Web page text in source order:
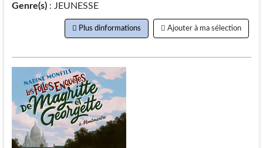
Genre(s): JEUNESSE
Plus dinformations Ajouter à ma sélection